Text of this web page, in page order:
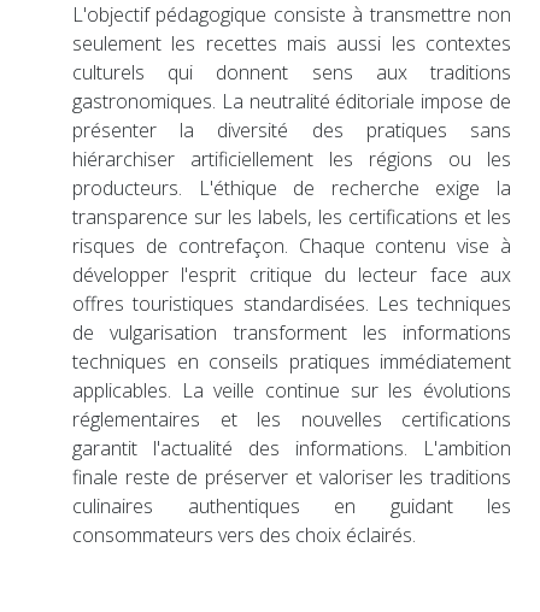
L'objectif pédagogique consiste à transmettre non
seulement les recettes mais aussi les contextes
culturels qui donnent sens aux traditions
gastronomiques. La neutralité éditoriale impose de
présenter la diversité des pratiques sans
hiérarchiser artificiellement les régions ou les
producteurs. L'éthique de recherche exige la
transparence sur les labels, les certifications et les
risques de contrefaçon. Chaque contenu vise à
développer l'esprit critique du lecteur face aux
offres touristiques standardisées. Les techniques
de vulgarisation transforment les informations
techniques en conseils pratiques immédiatement
applicables. La veille continue sur les évolutions
réglementaires et les nouvelles certifications
garantit l'actualité des informations. L'ambition
finale reste de préserver et valoriser les traditions
culinaires authentiques en guidant les
consommateurs vers des choix éclairés.